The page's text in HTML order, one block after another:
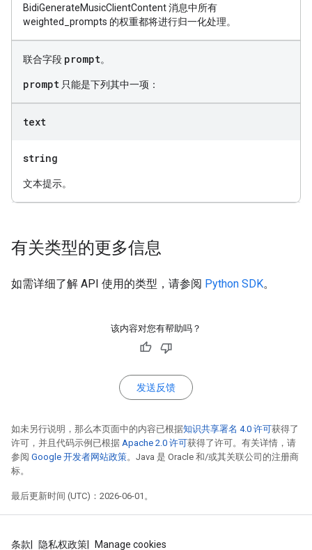
BidiGenerateMusicClientContent 消息中所有
weighted_prompts 的权重都将进行归一化处理。
联合字段 prompt。
prompt 只能是下列其中一项：
text
string
文本提示。
有关类型的更多信息
如需详细了解 API 使用的类型，请参阅 Python SDK。
该内容对您有帮助吗？
发送反馈
如未另行说明，那么本页面中的内容已根据知识共享署名 4.0 许可获得了
许可，并且代码示例已根据 Apache 2.0 许可获得了许可。有关详情，请
参阅 Google 开发者网站政策。Java 是 Oracle 和/或其关联公司的注册商
标。
最后更新时间 (UTC)：2026-06-01。
条款 隐私权政策 Manage cookies